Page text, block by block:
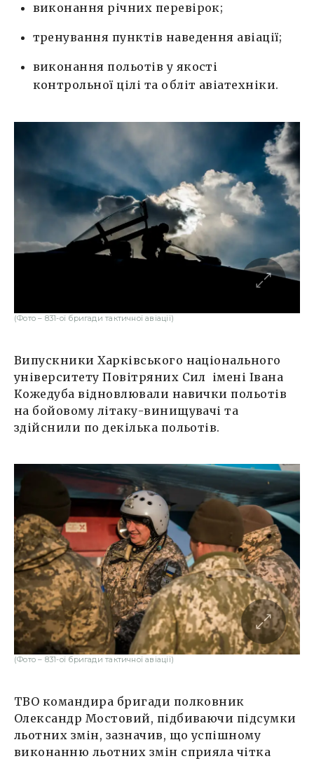
виконання річних перевірок;
тренування пунктів наведення авіації;
виконання польотів у якості
контрольної цілі та обліт авіатехніки.
(Фото – 831-ої бригади тактичної авіації)
Випускники Харківського національного
університету Повітряних Сил імені Івана
Кожедуба відновлювали навички польотів
на бойовому літаку-винищувачі та
здійснили по декілька польотів.
(Фото – 831-ої бригади тактичної авіації)
ТВО командира бригади полковник
Олександр Мостовий, підбиваючи підсумки
льотних змін, зазначив, що успішному
виконанню льотних змін сприяла чітка